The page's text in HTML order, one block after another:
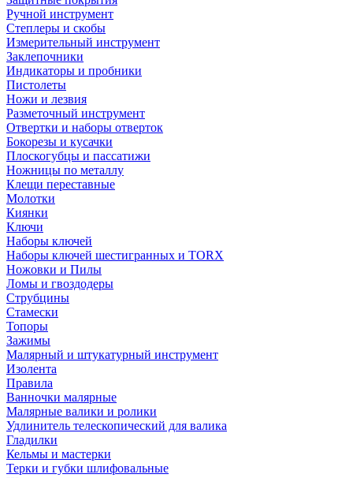
Ручной инструмент
Степлеры и скобы
Измерительный инструмент
Заклепочники
Индикаторы и пробники
Пистолеты
Ножи и лезвия
Разметочный инструмент
Отвертки и наборы отверток
Бокорезы и кусачки
Плоскогубцы и пассатижи
Ножницы по металлу
Клещи переставные
Молотки
Киянки
Ключи
Наборы ключей
Наборы ключей шестигранных и TORX
Ножовки и Пилы
Ломы и гвоздодеры
Струбцины
Стамески
Топоры
Зажимы
Малярный и штукатурный инструмент
Изолента
Правила
Ванночки малярные
Малярные валики и ролики
Удлинитель телескопический для валика
Гладилки
Кельмы и мастерки
Терки и губки шлифовальные